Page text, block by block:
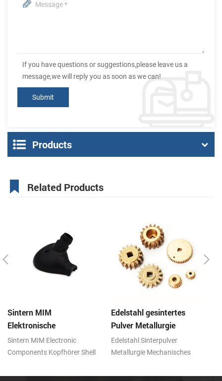
If you have questions or suggestions,please leave us a
message,we will reply you as soon as we can!
Products
Related Products
Sintern MIM
Elektronische
Komponenten Kopfhörer
Shell Metall Teile
Sintern MIM Electronic
Components Kopfhörer Shell
Spritzguss (MIM) Technologie
Edelstahl gesintertes
Pulver Metallurgie
Mechanische Messing
Getriebe
Edelstahl Sinterpulver
Metallurgie Mechanisches
Spritzgießen (MIM)